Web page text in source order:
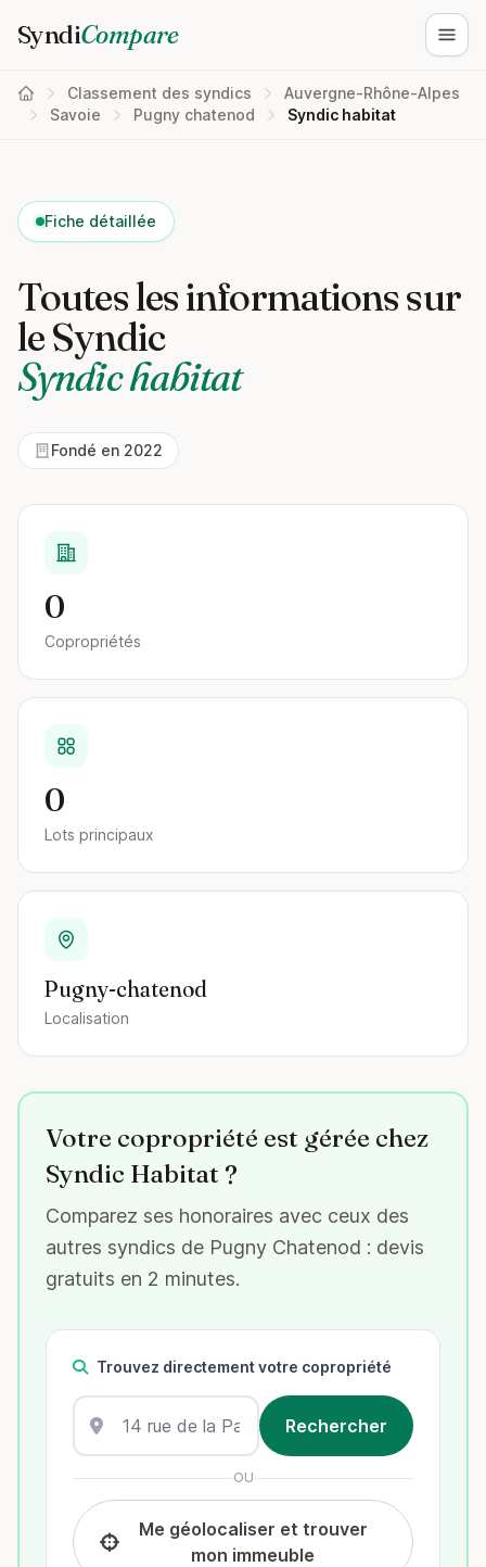
SyndiCompare
Classement des syndics
Auvergne-Rhône-Alpes
Savoie
Pugny chatenod Syndic habitat
Fiche détaillée
Toutes les informations sur
le Syndic
Syndic habitat
Fondé en 2022
0
Copropriétés
0
Lots principaux
Pugny-chatenod
Localisation
Votre copropriété est gérée chez
Syndic Habitat ?
Comparez ses honoraires avec ceux des
autres syndics de Pugny Chatenod : devis
gratuits en 2 minutes.
Trouvez directement votre copropriété
OU
Me géolocaliser et trouver
mon immeuble